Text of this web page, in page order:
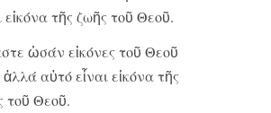
εἰκόνα τῆς ζωῆς τοῦ Θεοῦ.
ὡσάν εἰκόνες τοῦ Θεοῦ
αὐτό εἶναι εἰκόνα τῆς
τοῦ Θεοῦ.